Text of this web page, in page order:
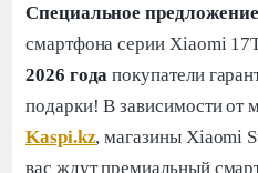
Специальное
смартфона серии Xiaomi
2026 года покупатели
подарки! В зависимости от
Kaspi.kz, магазины Xiaomi
вас ждут премиальный